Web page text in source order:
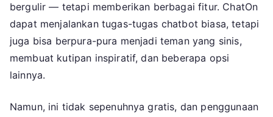
bergulir — tetapi memberikan berbagai fitur. ChatOn
dapat menjalankan tugas-tugas chatbot biasa, tetapi
juga bisa berpura-pura menjadi teman yang sinis,
membuat kutipan inspiratif, dan beberapa opsi
lainnya.
Namun, ini tidak sepenuhnya gratis, dan penggunaan